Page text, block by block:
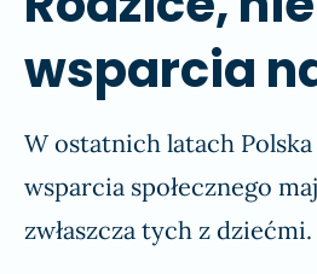
wsparcia
W ostatnich latach
wsparcia społecznego
zwłaszcza tych z dziećmi.